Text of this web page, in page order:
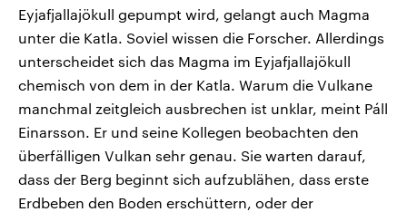
Eyjafjallajökull gepumpt wird, gelangt auch Magma
unter die Katla. Soviel wissen die Forscher. Allerdings
unterscheidet sich das Magma im Eyjafjallajökull
chemisch von dem in der Katla. Warum die Vulkane
manchmal zeitgleich ausbrechen ist unklar, meint Páll
Einarsson. Er und seine Kollegen beobachten den
überfälligen Vulkan sehr genau. Sie warten darauf,
dass der Berg beginnt sich aufzublähen, dass erste
Erdbeben den Boden erschüttern, oder der